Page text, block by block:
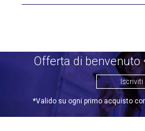
Offerta di benvenuto
Iscriviti
*Valido su ogni primo acquisto